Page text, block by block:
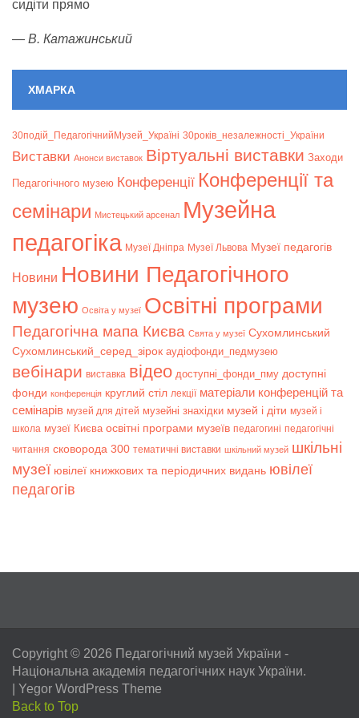
сидіти прямо
— В. Катажинський
ХМАРКА
30подій_ПедагогічнийМузей_Україні 30років_незалежності_України
Bиставки Анонси виставок Віртуальні виставки Заходи
Педагогічного музею Конференції Конференції та
семінари Мистецький арсенал Музейна
педагогіка Музеї Дніпра Музеї Львова Музеї педагогів
Новини Новини Педагогічного
музею Освіта у музеї Освітні програми
Педагогічна мапа Києва Свята у музеї Сухомлинський
Сухомлинський_серед_зірок аудіофонди_педмузею
вебінари виставка відео доступні_фонди_пму доступні
фонди конференція круглий стіл лекції матеріали конференцій та
семінарів музей для дітей музейні знахідки музей і діти музей і
школа музеї Києва освітні програми музеїв педагогині педагогічні
читання сковорода 300 тематичні виставки шкільний музей шкільні
музеї ювілеї книжкових та періодичних видань ювілеї
педагогів
Copyright © 2026 Педагогічний музей України -
Національна академія педагогічних наук України.
Yegor WordPress Theme
Back to Top